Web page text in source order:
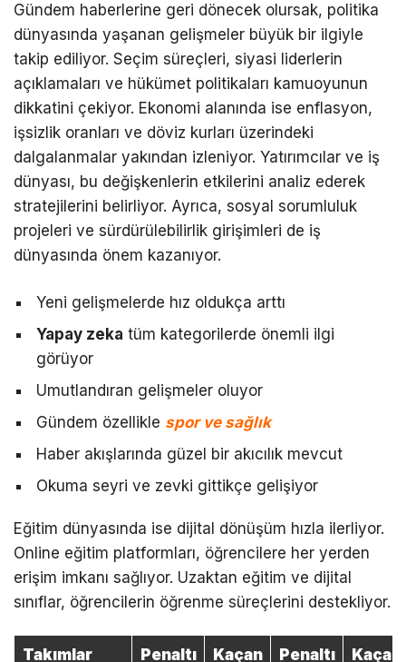
Gündem haberlerine geri dönecek olursak, politika
dünyasında yaşanan gelişmeler büyük bir ilgiyle
takip ediliyor. Seçim süreçleri, siyasi liderlerin
açıklamaları ve hükümet politikaları kamuoyunun
dikkatini çekiyor. Ekonomi alanında ise enflasyon,
işsizlik oranları ve döviz kurları üzerindeki
dalgalanmalar yakından izleniyor. Yatırımcılar ve iş
dünyası, bu değişkenlerin etkilerini analiz ederek
stratejilerini belirliyor. Ayrıca, sosyal sorumluluk
projeleri ve sürdürülebilirlik girişimleri de iş
dünyasında önem kazanıyor.
Yeni gelişmelerde hız oldukça arttı
Yapay zeka tüm kategorilerde önemli ilgi
görüyor
Umutlandıran gelişmeler oluyor
Gündem özellikle spor ve sağlık
Haber akışlarında güzel bir akıcılık mevcut
Okuma seyri ve zevki gittikçe gelişiyor
Eğitim dünyasında ise dijital dönüşüm hızla ilerliyor.
Online eğitim platformları, öğrencilere her yerden
erişim imkanı sağlıyor. Uzaktan eğitim ve dijital
sınıflar, öğrencilerin öğrenme süreçlerini destekliyor.
Takımlar Penaltı Kaçan Penaltı Kaçan